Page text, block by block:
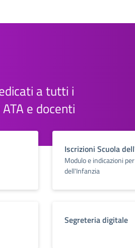
a tutti i
e docenti
Iscrizioni Scuola
Modulo e indicazioni
dell'Infanzia
Segreteria digitale